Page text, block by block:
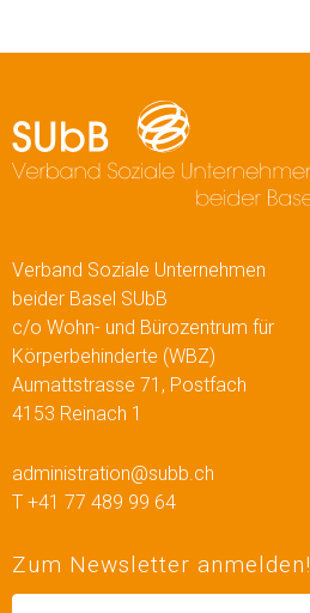
Verband Soziale Unternehmen
beider Basel SUbB
c/o Wohn- und Bürozentrum für
Körperbehinderte (WBZ)
Aumattstrasse 71, Postfach
4153 Reinach 1
administration@subb.ch
T +41 77 489 99 64
Zum Newsletter anmelden!